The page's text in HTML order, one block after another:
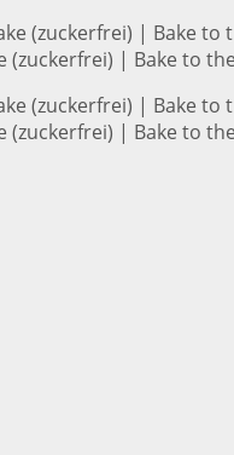
(zuckerfrei) | Bake to
(zuckerfrei) | Bake to